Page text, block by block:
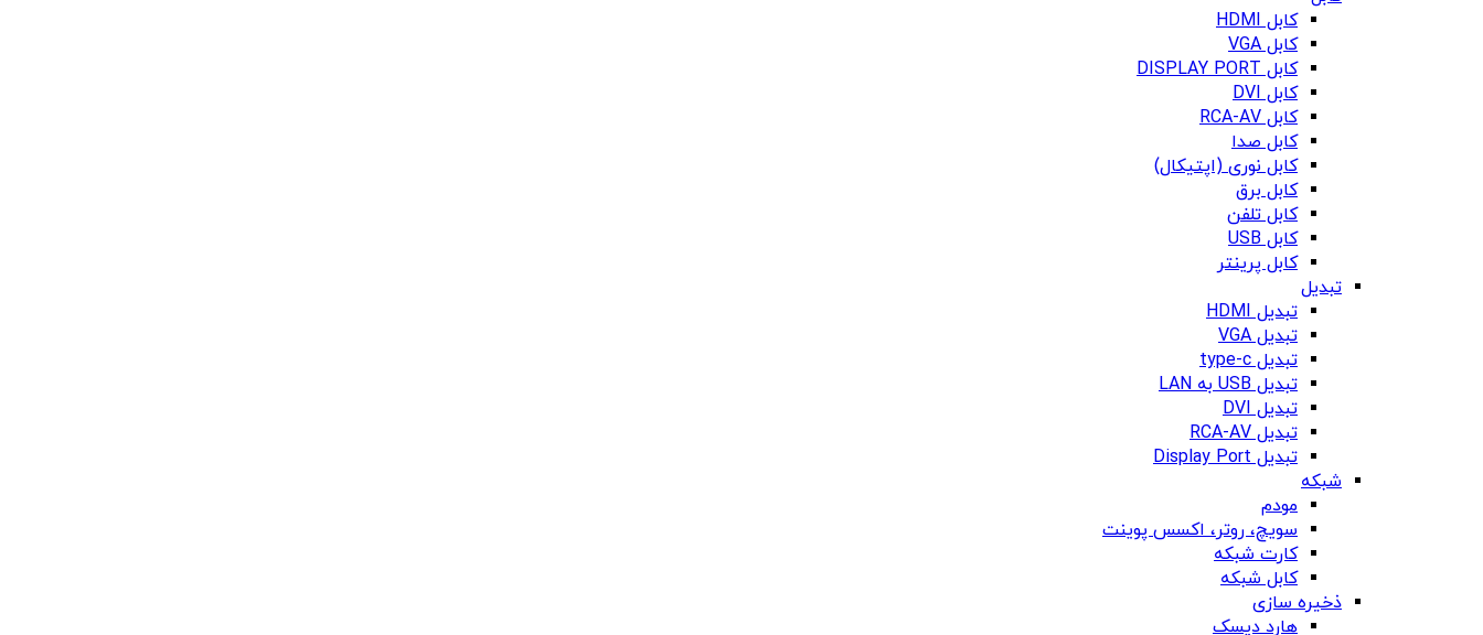
کابل HDMI
کابل VGA
کابل DISPLAY PORT
کابل DVI
کابل RCA-AV
کابل صدا
کابل نوری (اپتیکال)
کابل برق
کابل تلفن
کابل USB
کابل پرینتر
تبدیل
تبدیل HDMI
تبدیل VGA
تبدیل type-c
تبدیل USB به LAN
تبدیل DVI
تبدیل RCA-AV
تبدیل Display Port
شبکه
مودم
سویچ، روتر، اکسس پوینت
کارت شبکه
کابل شبکه
ذخیره سازی
هارد دیسک